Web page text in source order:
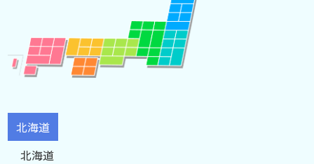
北海道
北海道